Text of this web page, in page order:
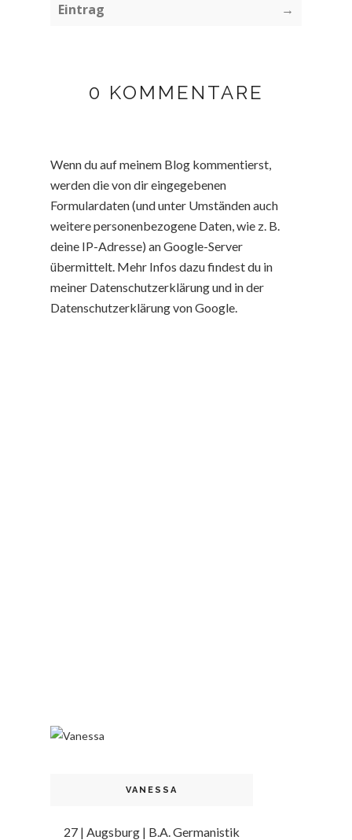
Eintrag
→
0 KOMMENTARE
Wenn du auf meinem Blog kommentierst,
werden die von dir eingegebenen
Formulardaten (und unter Umständen auch
weitere personenbezogene Daten, wie z. B.
deine IP-Adresse) an Google-Server
übermittelt. Mehr Infos dazu findest du in
meiner Datenschutzerklärung und in der
Datenschutzerklärung von Google.
VANESSA
27 | Augsburg | B.A. Germanistik